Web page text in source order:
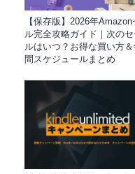
【保存版】2026年Amazon
ル完全攻略ガイド｜次のセ
ルはいつ？お得な買い方
間スケジュールまとめ